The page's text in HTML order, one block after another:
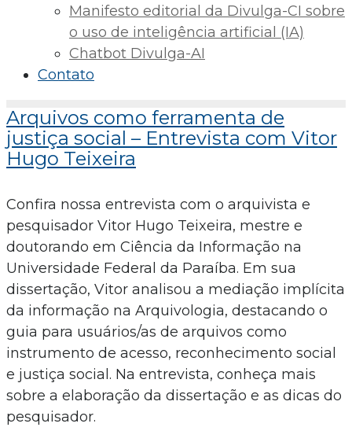
Manifesto editorial da Divulga-CI sobre
o uso de inteligência artificial (IA)
Chatbot Divulga-AI
Contato
Arquivos como ferramenta de
justiça social – Entrevista com Vitor
Hugo Teixeira
Confira nossa entrevista com o arquivista e
pesquisador Vitor Hugo Teixeira, mestre e
doutorando em Ciência da Informação na
Universidade Federal da Paraíba. Em sua
dissertação, Vitor analisou a mediação implícita
da informação na Arquivologia, destacando o
guia para usuários/as de arquivos como
instrumento de acesso, reconhecimento social
e justiça social. Na entrevista, conheça mais
sobre a elaboração da dissertação e as dicas do
pesquisador.